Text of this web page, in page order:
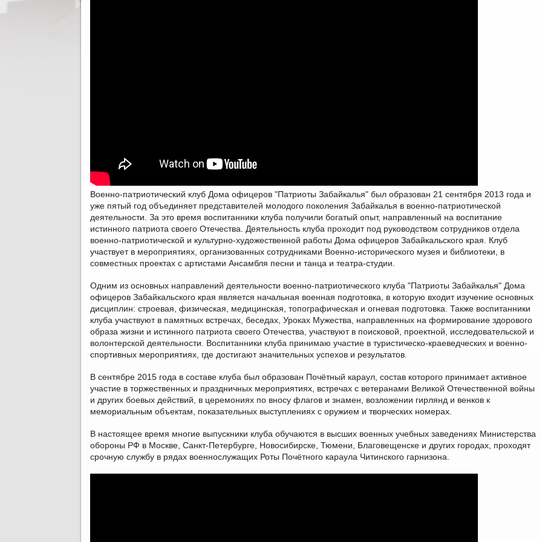
Военно-патриотический клуб Дома офицеров "Патриоты Забайкалья" был образован 21 сентября 2013 года и
уже пятый год объединяет представителей молодого поколения Забайкалья в военно-патриотической
деятельности. За это время воспитанники клуба получили богатый опыт, направленный на воспитание
истинного патриота своего Отечества. Деятельность клуба проходит под руководством сотрудников отдела
военно-патриотической и культурно-художественной работы Дома офицеров Забайкальского края. Клуб
участвует в мероприятиях, организованных сотрудниками Военно-исторического музея и библиотеки, в
совместных проектах с артистами Ансамбля песни и танца и театра-студии.
Одним из основных направлений деятельности военно-патриотического клуба "Патриоты Забайкалья" Дома
офицеров Забайкальского края является начальная военная подготовка, в которую входит изучение основных
дисциплин: строевая, физическая, медицинская, топографическая и огневая подготовка. Также воспитанники
клуба участвуют в памятных встречах, беседах, Уроках Мужества, направленных на формирование здорового
образа жизни и истинного патриота своего Отечества, участвуют в поисковой, проектной, исследовательской и
волонтерской деятельности. Воспитанники клуба принимаю участие в туристическо-краеведческих и военно-
спортивных мероприятиях, где достигают значительных успехов и результатов.
В сентябре 2015 года в составе клуба был образован Почётный караул, состав которого принимает активное
участие в торжественных и праздничных мероприятиях, встречах с ветеранами Великой Отечественной войны
и других боевых действий, в церемониях по вносу флагов и знамен, возложении гирлянд и венков к
мемориальным объектам, показательных выступлениях с оружием и творческих номерах.
В настоящее время многие выпускники клуба обучаются в высших военных учебных заведениях Министерства
обороны РФ в Москве, Санкт-Петербурге, Новосибирске, Тюмени, Благовещенске и других городах, проходят
срочную службу в рядах военнослужащих Роты Почётного караула Читинского гарнизона.